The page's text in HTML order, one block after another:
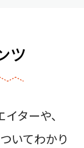
ツ
ターや、
いてわかり